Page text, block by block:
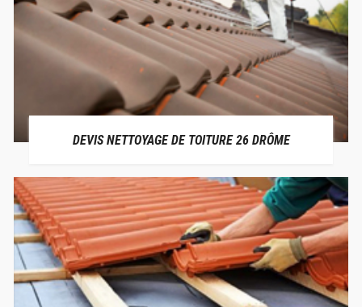
DEVIS NETTOYAGE DE TOITURE 26 DRÔME